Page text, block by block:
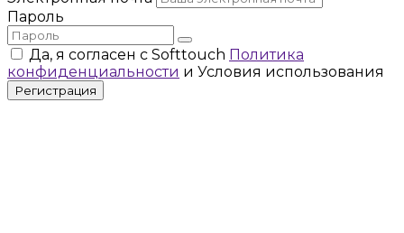
Пароль
Да, я согласен с Softtouch Политика
конфиденциальности и Условия использования
Регистрация